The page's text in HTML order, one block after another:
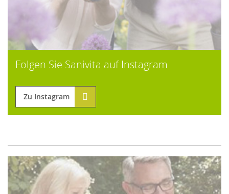
Folgen Sie Sanivita auf Instagram
Zu Instagram